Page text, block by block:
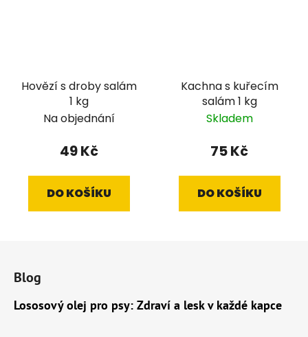
Hovězí s droby salám
1 kg
Na objednání
49 Kč
DO KOŠÍKU
Kachna s kuřecím
salám 1 kg
Skladem
75 Kč
DO KOŠÍKU
Blog
Lososový olej pro psy: Zdraví a lesk v každé kapce